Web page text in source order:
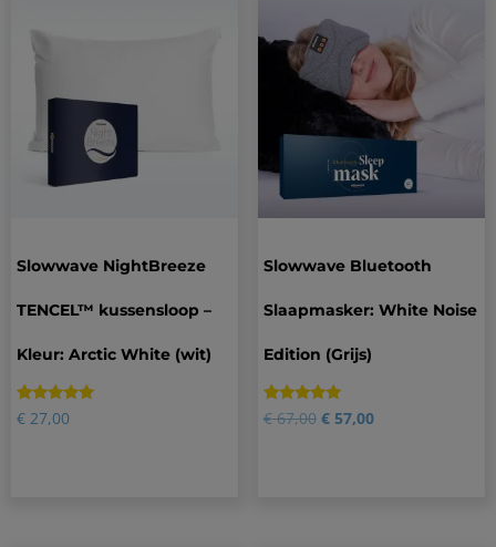
Slowwave NightBreeze
TENCEL™ kussensloop –
Kleur: Arctic White (wit)
Gewaardeerd
4.92
12
€ 27,00
Slowwave Bluetooth
Slaapmasker: White Noise
Edition (Grijs)
Gewaardeerd
4.87
15
€67,00 €57,00